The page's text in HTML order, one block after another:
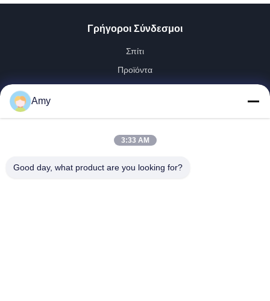
Γρήγοροι Σύνδεσμοι
Σπίτι
Προϊόντα
Γύρος Εργοστασίων
Ποιοτικός Έλεγχος
Amy
3:33 AM
Good day, what product are you looking for?